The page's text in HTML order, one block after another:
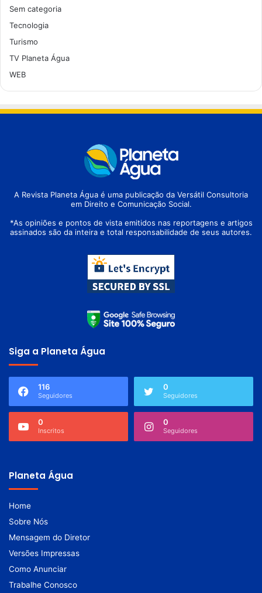
Sem categoria
Tecnologia
Turismo
TV Planeta Água
WEB
A Revista Planeta Água é uma publicação da Versátil Consultoria
em Direito e Comunicação Social.
*As opiniões e pontos de vista emitidos nas reportagens e artigos
assinados são da inteira e total responsabilidade de seus autores.
Siga a Planeta Água
116
Seguidores
0
Seguidores
0
Inscritos
0
Seguidores
Planeta Água
Home
Sobre Nós
Mensagem do Diretor
Versões Impressas
Como Anunciar
Trabalhe Conosco